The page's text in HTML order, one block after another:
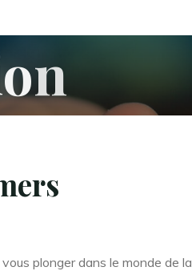
on
plonger dans le monde de la